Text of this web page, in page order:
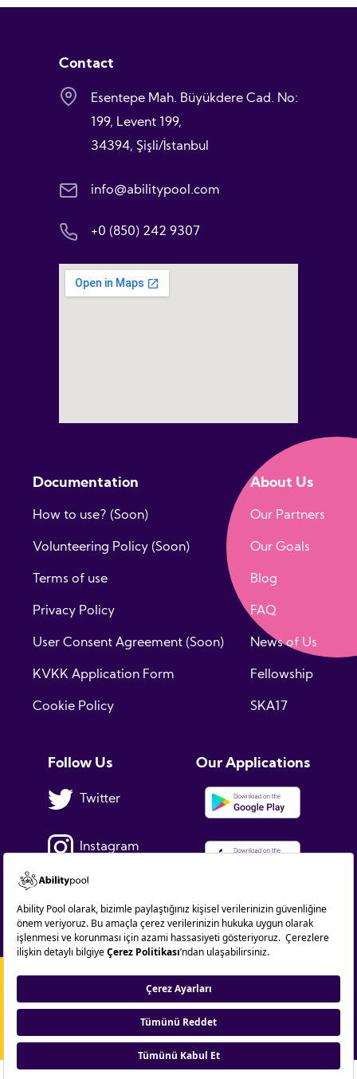
Contact
Esentepe Mah. Büyükdere Cad. No:
199, Levent 199,
34394, Şişli/İstanbul
info@abilitypool.com
+0 (850) 242 9307
Documentation
How to use? (Soon)
Volunteering Policy (Soon)
Terms of use
Privacy Policy
User Consent Agreement (Soon)
KVKK Application Form
Cookie Policy
About Us
Our Partners
Our Goals
Blog
FAQ
News of Us
Fellowship
SKA17
Follow Us
Twitter
Instagram
Linkedin
Our Applications
Copyright © 2021. AbilityPool. All rights reserved.